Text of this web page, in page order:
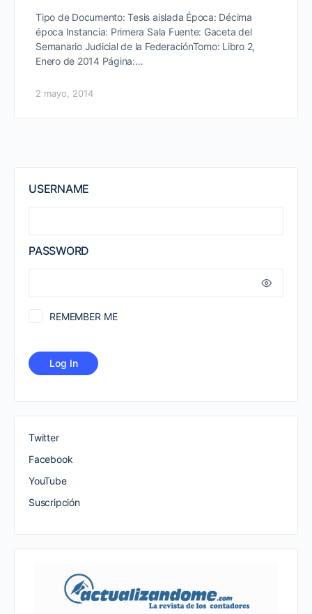
Tipo de Documento: Tesis aislada Época: Décima
época Instancia: Primera Sala Fuente: Gaceta del
Semanario Judicial de la FederaciónTomo: Libro 2,
Enero de 2014 Página:…
2 mayo, 2014
USERNAME
PASSWORD
REMEMBER ME
Twitter
Facebook
YouTube
Suscripción